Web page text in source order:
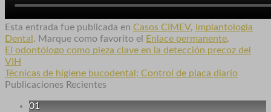
Esta entrada fue publicada en Casos CIMEV,
Implantología
Dental . Marque como favorito el Enlace permanente.
El odontólogo como pieza clave en la detección precoz del
VIH
Técnicas de higiene bucodental; Control de placa diario
Publicaciones Recientes
01